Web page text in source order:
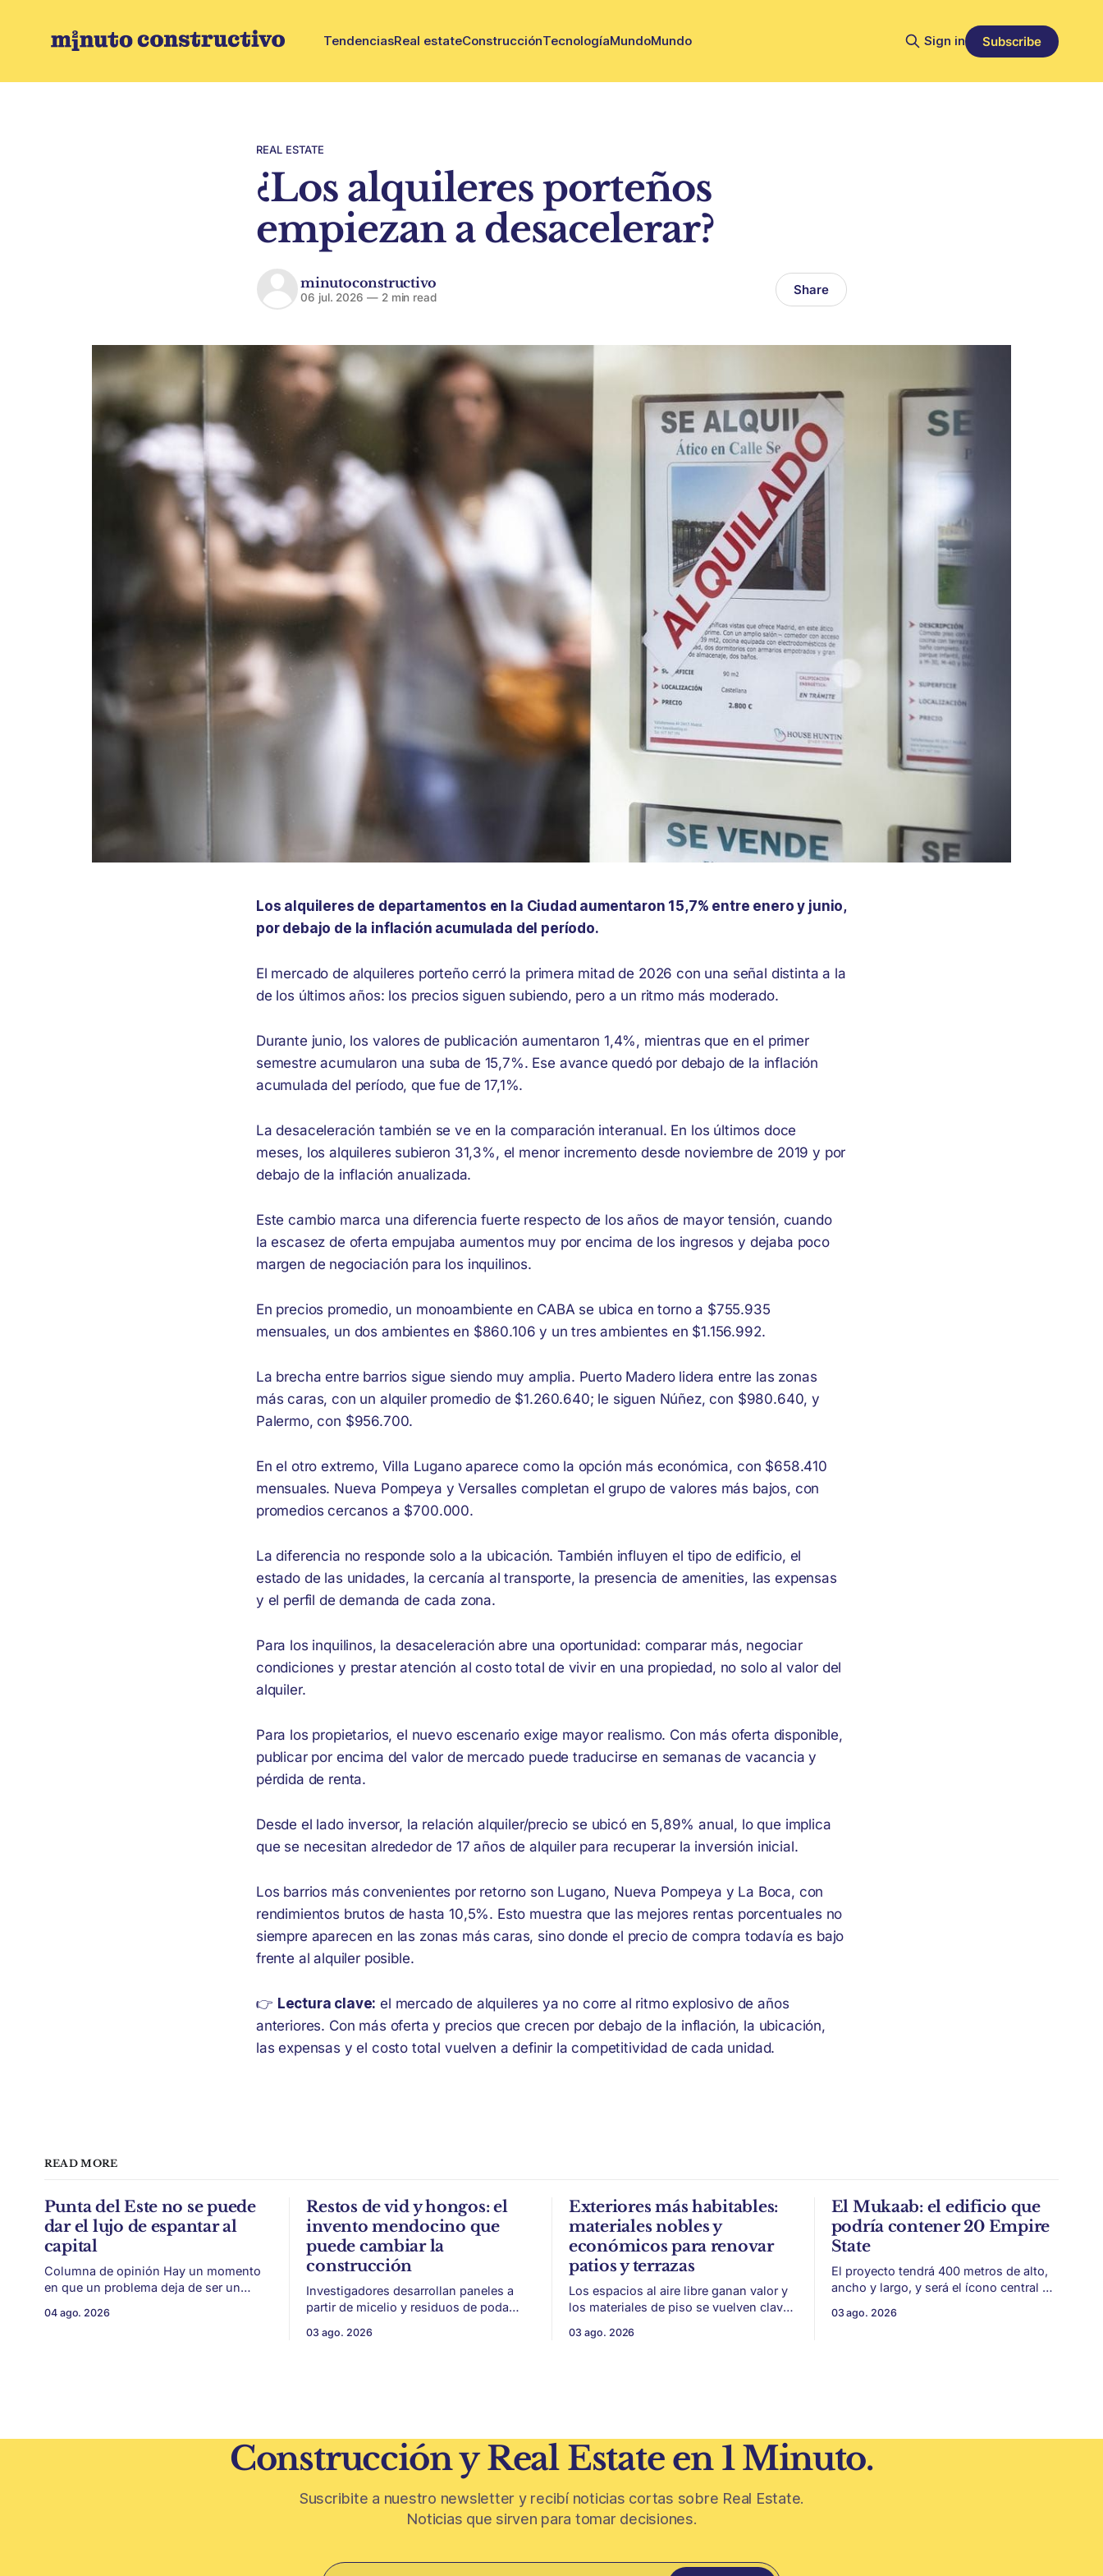
TendenciasReal estateConstrucciónTecnologíaMundoMundo Sign in Subscribe
REAL ESTATE
¿Los alquileres porteños
empiezan a desacelerar?
minutoconstructivo
06 jul. 2026 —2 min read Share
Los alquileres de departamentos en la Ciudad aumentaron 15,7% entre enero y junio,
por debajo de la inflación acumulada del período.
El mercado de alquileres porteño cerró la primera mitad de 2026 con una señal distinta a la
de los últimos años: los precios siguen subiendo, pero a un ritmo más moderado.
Durante junio, los valores de publicación aumentaron 1,4%, mientras que en el primer
semestre acumularon una suba de 15,7%. Ese avance quedó por debajo de la inflación
acumulada del período, que fue de 17,1%.
La desaceleración también se ve en la comparación interanual. En los últimos doce
meses, los alquileres subieron 31,3%, el menor incremento desde noviembre de 2019 y por
debajo de la inflación anualizada.
Este cambio marca una diferencia fuerte respecto de los años de mayor tensión, cuando
la escasez de oferta empujaba aumentos muy por encima de los ingresos y dejaba poco
margen de negociación para los inquilinos.
En precios promedio, un monoambiente en CABA se ubica en torno a $755.935
mensuales, un dos ambientes en $860.106 y un tres ambientes en $1.156.992.
La brecha entre barrios sigue siendo muy amplia. Puerto Madero lidera entre las zonas
más caras, con un alquiler promedio de $1.260.640; le siguen Núñez, con $980.640, y
Palermo, con $956.700.
En el otro extremo, Villa Lugano aparece como la opción más económica, con $658.410
mensuales. Nueva Pompeya y Versalles completan el grupo de valores más bajos, con
promedios cercanos a $700.000.
La diferencia no responde solo a la ubicación. También influyen el tipo de edificio, el
estado de las unidades, la cercanía al transporte, la presencia de amenities, las expensas
y el perfil de demanda de cada zona.
Para los inquilinos, la desaceleración abre una oportunidad: comparar más, negociar
condiciones y prestar atención al costo total de vivir en una propiedad, no solo al valor del
alquiler.
Para los propietarios, el nuevo escenario exige mayor realismo. Con más oferta disponible,
publicar por encima del valor de mercado puede traducirse en semanas de vacancia y
pérdida de renta.
Desde el lado inversor, la relación alquiler/precio se ubicó en 5,89% anual, lo que implica
que se necesitan alrededor de 17 años de alquiler para recuperar la inversión inicial.
Los barrios más convenientes por retorno son Lugano, Nueva Pompeya y La Boca, con
rendimientos brutos de hasta 10,5%. Esto muestra que las mejores rentas porcentuales no
siempre aparecen en las zonas más caras, sino donde el precio de compra todavía es bajo
frente al alquiler posible.
👉 Lectura clave: el mercado de alquileres ya no corre al ritmo explosivo de años
anteriores. Con más oferta y precios que crecen por debajo de la inflación, la ubicación,
las expensas y el costo total vuelven a definir la competitividad de cada unidad.
READ MORE
Punta del Este no se puede
dar el lujo de espantar al
capital
Columna de opinión Hay un momento
en que un problema deja de ser un
problema de país. Maldonado está en
04 ago. 2026
Restos de vid y hongos: el
invento mendocino que
puede cambiar la
construcción
Investigadores desarrollan paneles a
partir de micelio y residuos de poda
térmica y acústica de menor impacto
03 ago. 2026
Exteriores más habitables:
materiales nobles y
económicos para renovar
patios y terrazas
Los espacios al aire libre ganan valor y
los materiales de piso se vuelven clave
sin encarar una gran obra. Patios,
03 ago. 2026
El Mukaab: el edificio que
podría contener 20 Empire
State
El proyecto tendrá 400 metros de alto,
ancho y largo, y será el ícono central de
vinculada al plan Visión 2030. Arabia
03 ago. 2026
Construcción y Real Estate en 1 Minuto.
Suscribite a nuestro newsletter y recibí noticias cortas sobre Real Estate.
Noticias que sirven para tomar decisiones.